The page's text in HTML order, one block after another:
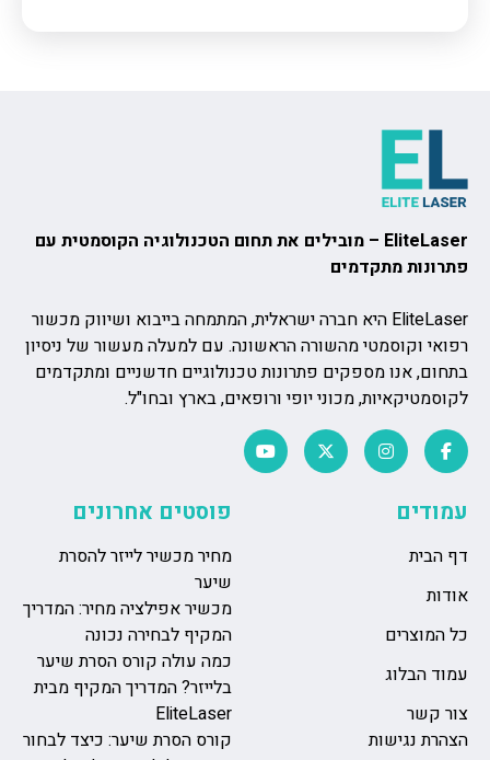
EliteLaser – מובילים את תחום הטכנולוגיה הקוסמטית עם
פתרונות מתקדמים
EliteLaser היא חברה ישראלית, המתמחה בייבוא ושיווק מכשור
רפואי וקוסמטי מהשורה הראשונה. עם למעלה מעשור של ניסיון
בתחום, אנו מספקים פתרונות טכנולוגיים חדשניים ומתקדמים
לקוסמטיקאיות, מכוני יופי ורופאים, בארץ ובחו"ל.
עמודים
דף הבית
אודות
כל המוצרים
עמוד הבלוג
צור קשר
הצהרת נגישות
פוסטים אחרונים
מחיר מכשיר לייזר להסרת
שיער
מכשיר אפילציה מחיר: המדריך
המקיף לבחירה נכונה
כמה עולה קורס הסרת שיער
בלייזר? המדריך המקיף מבית
EliteLaser
קורס הסרת שיער: כיצד לבחור